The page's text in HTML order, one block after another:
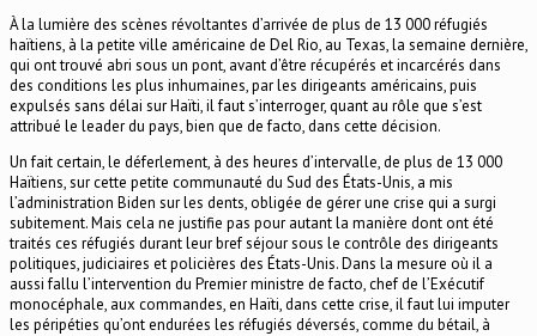
À la lumière des scènes révoltantes d’arrivée de plus de 13 000 réfugiés
haïtiens, à la petite ville américaine de Del Rio, au Texas, la semaine dernière,
qui ont trouvé abri sous un pont, avant d’être récupérés et incarcérés dans
des conditions les plus inhumaines, par les dirigeants américains, puis
expulsés sans délai sur Haïti, il faut s’interroger, quant au rôle que s’est
attribué le leader du pays, bien que de facto, dans cette décision.
Un fait certain, le déferlement, à des heures d’intervalle, de plus de 13 000
Haïtiens, sur cette petite communauté du Sud des États-Unis, a mis
l’administration Biden sur les dents, obligée de gérer une crise qui a surgi
subitement. Mais cela ne justifie pas pour autant la manière dont ont été
traités ces réfugiés durant leur bref séjour sous le contrôle des dirigeants
politiques, judiciaires et policières des États-Unis. Dans la mesure où il a
aussi fallu l’intervention du Premier ministre de facto, chef de l’Exécutif
monocéphale, aux commandes, en Haïti, dans cette crise, il faut lui imputer
les péripéties qu’ont endurées les réfugiés déversés, comme du bétail, à